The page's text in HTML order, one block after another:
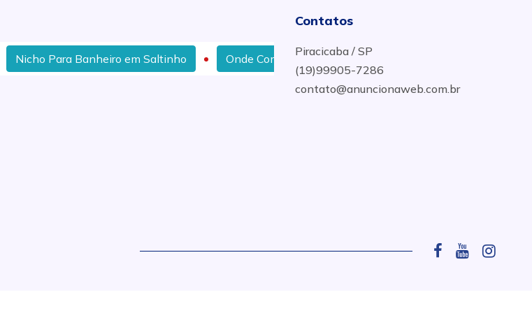
Nicho Para Banheiro em Saltinho Onde Comprar Pastilhas em São Pedro
Contatos
Piracicaba / SP
(19)99905-7286
contato@anuncionaweb.com.br